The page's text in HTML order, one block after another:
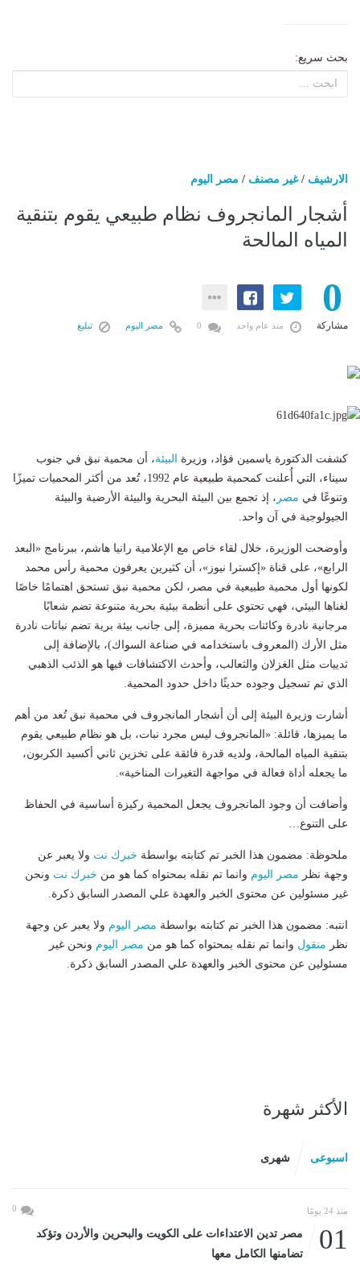
بحث سريع:
الارشيف /غير مصنف / مصر اليوم
أشجار المانجروف نظام طبيعي يقوم بتنقية
المياه المالحة
0
مشاركة منذ عام واحد مصر اليوم تبليغ
كشفت الدكتورة ياسمين فؤاد، وزيرة البيئة، أن محمية نبق في جنوب
سيناء، التي أُعلنت كمحمية طبيعية عام 1992، تُعد من أكثر المحميات تميزًا
وتنوعًا في مصر ، إذ تجمع بين البيئة البحرية والبيئة الأرضية والبيئة
الجيولوجية في آن واحد.
وأوضحت الوزيرة، خلال لقاء خاص مع الإعلامية رانيا هاشم، ببرنامج «البعد
الرابع»، على قناة «إكسترا نيوز»، أن كثيرين يعرفون محمية رأس محمد
لكونها أول محمية طبيعية في مصر، لكن محمية نبق تستحق اهتمامًا خاصًا
لغناها البيئي، فهي تحتوي على أنظمة بيئية بحرية متنوعة تضم شعابًا
مرجانية نادرة وكائنات بحرية مميزة، إلى جانب بيئة برية تضم نباتات نادرة
مثل الأرك (المعروف باستخدامه في صناعة السواك)، بالإضافة إلى
ثدييات مثل الغزلان والثعالب، وأحدث الاكتشافات فيها هو الذئب الذهبي
الذي تم تسجيل وجوده حديثًا داخل حدود المحمية.
أشارت وزيرة البيئة إلى أن أشجار المانجروف في محمية نبق تُعد من أهم
ما يميزها، قائلة: «المانجروف ليس مجرد نبات، بل هو نظام طبيعي يقوم
بتنقية المياه المالحة، ولديه قدرة فائقة على تخزين ثاني أكسيد الكربون،
ما يجعله أداة فعالة في مواجهة التغيرات المناخية».
وأضافت أن وجود المانجروف يجعل المحمية ركيزة أساسية في الحفاظ
على التنوع…
ملحوظة: مضمون هذا الخبر تم كتابته بواسطة خبرك نت ولا يعبر عن
وجهة نظر مصر اليوم وانما تم نقله بمحتواه كما هو من خبرك نت ونحن
غير مسئولين عن محتوى الخبر والعهدة علي المصدر السابق ذكرة.
انتبه: مضمون هذا الخبر تم كتابته بواسطة مصر اليوم ولا يعبر عن وجهة
نظر منقول وانما تم نقله بمحتواه كما هو من مصر اليوم ونحن غير
مسئولين عن محتوى الخبر والعهدة علي المصدر السابق ذكرة.
الأكثر شهرة
اسبوعى شهرى
منذ 24 يومًا 0
01
مصر تدين الاعتداءات على الكويت والبحرين والأردن وتؤكد
تضامنها الكامل معها